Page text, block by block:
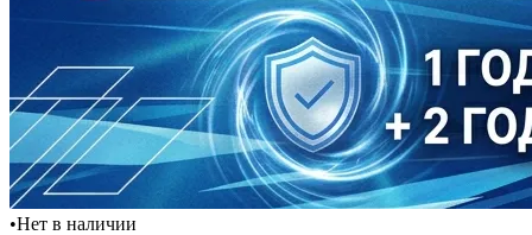
•Нет в наличии